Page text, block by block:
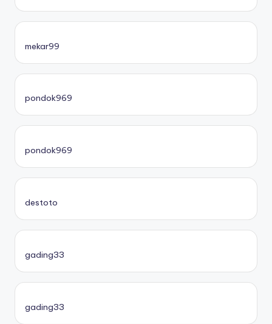
mekar99
pondok969
pondok969
destoto
gading33
gading33